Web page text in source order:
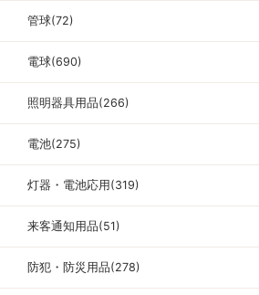
管球(72)
電球(690)
照明器具用品(266)
電池(275)
灯器・電池応用(319)
来客通知用品(51)
防犯・防災用品(278)